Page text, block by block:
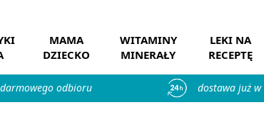
MAMA
DZIECKO
WITAMINY
MINERAŁY
LEKI NA
RECEPTĘ
odbioru dostawa już w